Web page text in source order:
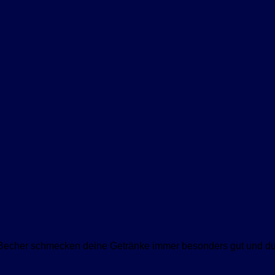
schmecken deine Getränke immer besonders gut und